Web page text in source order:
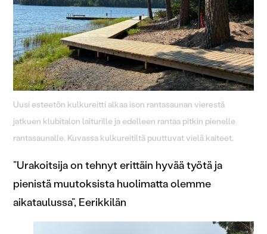
Uusi esteetön kulkureitti alkaa ison rantasaunan vierestä
jatkuen klubitalon laiturille ja edelleen rantaa pitkin pienelle
rantasaunalle. Kuvassa kulkureitiltä puuttuvat vielä kaiteet.
”Urakoitsija on tehnyt erittäin hyvää työtä ja
pienistä muutoksista huolimatta olemme
aikataulussa”, Eerikkilän